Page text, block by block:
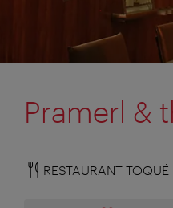
Pramerl &
RESTAURANT TOQUÉ